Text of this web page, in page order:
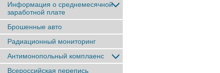
Информация о среднемесячной
заработной плате
Брошенные авто
Радиационный мониторинг
Антимонопольный комплаенс
Всероссийская перепись